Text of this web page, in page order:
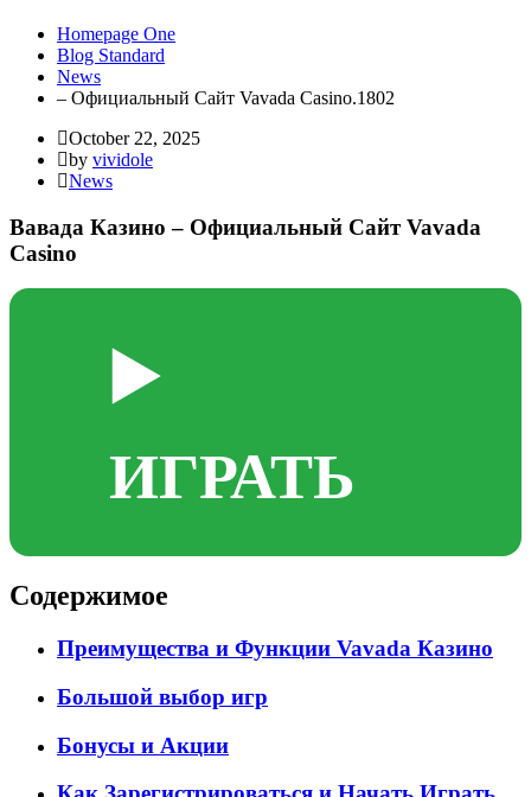
Homepage One
Blog Standard
News
– Официальный Сайт Vavada Casino.1802
October 22, 2025
by vividole
News
Вавада Казино – Официальный Сайт Vavada
Casino
▶️
ИГРАТЬ
Содержимое
Преимущества и Функции Vavada Казино
Большой выбор игр
Бонусы и Акции